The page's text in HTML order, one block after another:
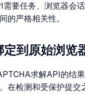
要任务、浏览器会
的严格相关性。
到原始浏览
求解API的结
在检测和受保护提交